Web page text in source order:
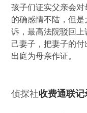
孩子们证实父亲会对
的确感情不陆，但
诉，最高法院驳回上
己妻子，把妻子的
出庭为母亲作证。
侦探社收费通联